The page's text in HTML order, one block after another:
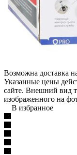
Возможна доставка
Указанные цены
сайте. Внешний вид
изображенного на
В избранное